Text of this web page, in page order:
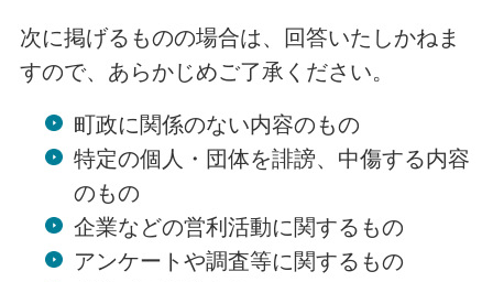
次に掲げるものの場合は、回答いたしかねま
すので、あらかじめご了承ください。
町政に関係のない内容のもの
特定の個人・団体を誹謗、中傷する内容
のもの
企業などの営利活動に関するもの
アンケートや調査等に関するもの